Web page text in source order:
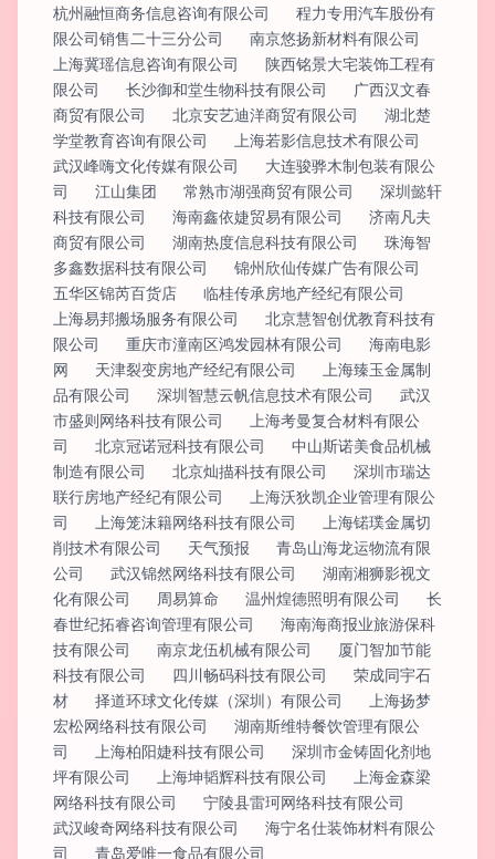
杭州融恒商务信息咨询有限公司
程力专用汽车股份有
限公司销售二十三分公司
南京悠扬新材料有限公司
上海冀瑶信息咨询有限公司
陕西铭景大宅装饰工程有
限公司
长沙御和堂生物科技有限公司
广西汉文春
商贸有限公司
北京安艺迪洋商贸有限公司
湖北楚
学堂教育咨询有限公司
上海若影信息技术有限公司
武汉峰嗨文化传媒有限公司
大连骏骅木制包装有限公
司
江山集团 常熟市湖强商贸有限公司
深圳懿轩
科技有限公司
海南鑫依婕贸易有限公司
济南凡夫
商贸有限公司
湖南热度信息科技有限公司
珠海智
多鑫数据科技有限公司
锦州欣仙传媒广告有限公司
五华区锦芮百货店
临桂传承房地产经纪有限公司
上海易邦搬场服务有限公司
北京慧智创优教育科技有
限公司
重庆市潼南区鸿发园林有限公司
海南电影
网
天津裂变房地产经纪有限公司
上海臻玉金属制
品有限公司
深圳智慧云帆信息技术有限公司
武汉
市盛则网络科技有限公司
上海考曼复合材料有限公
司
北京冠诺冠科技有限公司
中山斯诺美食品机械
制造有限公司
北京灿描科技有限公司
深圳市瑞达
联行房地产经纪有限公司
上海沃狄凯企业管理有限公
司
上海笼沫籍网络科技有限公司
上海锘璞金属切
削技术有限公司
天气预报
青岛山海龙运物流有限
公司
武汉锦然网络科技有限公司
湖南湘狮影视文
化有限公司
周易算命 温州煌德照明有限公司
长
春世纪拓睿咨询管理有限公司
海南海商报业旅游保科
技有限公司
南京龙伍机械有限公司
厦门智加节能
科技有限公司
四川畅码科技有限公司
荣成同宇石
材
择道环球文化传媒（深圳）有限公司
上海扬梦
宏松网络科技有限公司
湖南斯维特餐饮管理有限公
司
上海柏阳婕科技有限公司
深圳市金铸固化剂地
坪有限公司
上海坤韬辉科技有限公司
上海金森梁
网络科技有限公司
宁陵县雷珂网络科技有限公司
武汉峻奇网络科技有限公司
海宁名仕装饰材料有限公
司
青岛爱唯一食品有限公司